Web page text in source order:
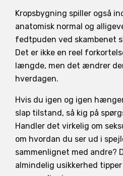
Kropsbygning spiller også
anatomisk normal og
fedtpuden ved skambenet
Det er ikke en reel
længde, men det ændrer
hverdagen.
Hvis du igen og igen
slap tilstand, så kig på
Handler det virkelig om
om hvordan du ser ud i
sammenlignet med andre?
almindelig usikkerhed